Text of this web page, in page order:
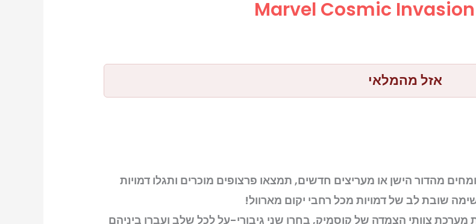
Marvel Cosmic
אזל מהמלאי
מהדור הישן או מעריצים חדשים, תמצאו פרצופים מוכרים ותגלו דמויות
שובת לב של דמויות מכל רחבי יקום מארוול!
צוותי הצמדה של קוסמיק, בחרו שני גיבורי-על לכל שלב ועברו ביניהם